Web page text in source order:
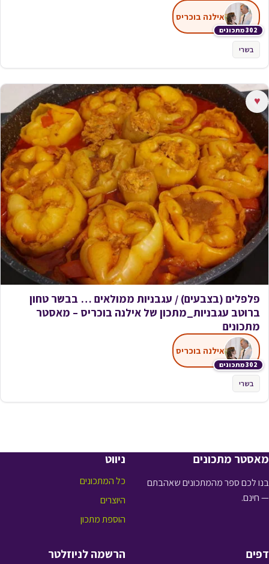
302 מתכונים
אילנה בוכריס
בשרי
♥
פלפלים (בצבעים) / עגבניות ממולאים … בבשר טחון
ברוטב עגבניות_מתכון של אילנה בוכריס – מאסטר
מתכונים
302 מתכונים
אילנה בוכריס
בשרי
מאסטר מתכונים
בנו לכם ספר מהמתכונים שאהבתם
— חינם.
ניווט
כל המתכונים
היוצרים
הוספת מתכון
דפים הרשמה לניוזלטר